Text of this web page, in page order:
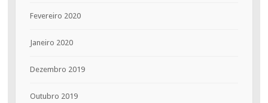
Fevereiro 2020
Janeiro 2020
Dezembro 2019
Outubro 2019